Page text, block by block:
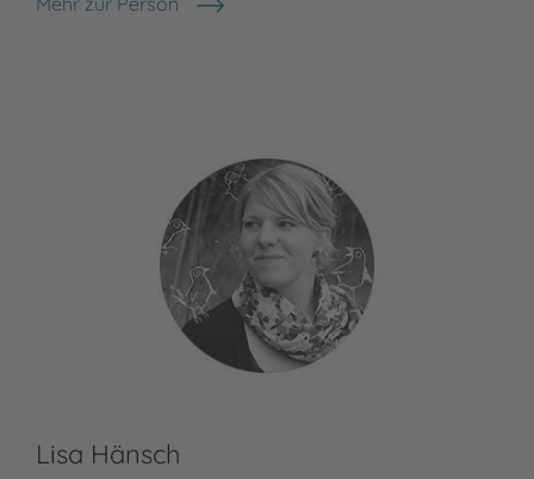
Lucy Astner
Lisa Hänsch